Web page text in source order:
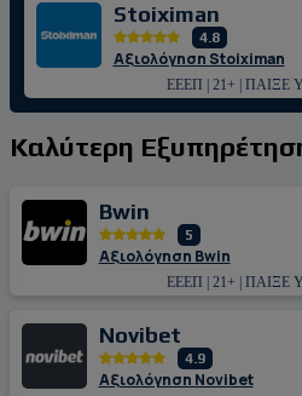
Stoiximan
4.8
Αξιολόγηση Stoiximan
ΕΕΕΠ | 21+ |
Καλύτερη
Bwin
5
Αξιολόγηση Bwin
ΕΕΕΠ | 21+ |
Novibet
4.9
Αξιολόγηση Novibet